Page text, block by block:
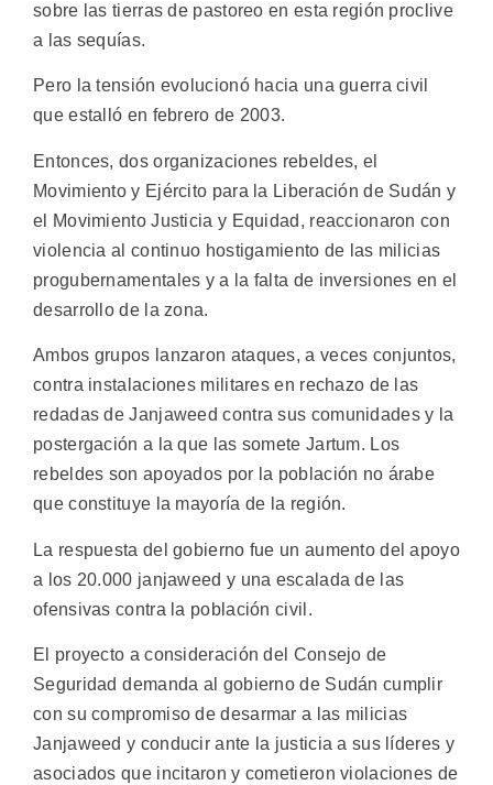
sobre las tierras de pastoreo en esta región proclive
a las sequías.
Pero la tensión evolucionó hacia una guerra civil
que estalló en febrero de 2003.
Entonces, dos organizaciones rebeldes, el
Movimiento y Ejército para la Liberación de Sudán y
el Movimiento Justicia y Equidad, reaccionaron con
violencia al continuo hostigamiento de las milicias
progubernamentales y a la falta de inversiones en el
desarrollo de la zona.
Ambos grupos lanzaron ataques, a veces conjuntos,
contra instalaciones militares en rechazo de las
redadas de Janjaweed contra sus comunidades y la
postergación a la que las somete Jartum. Los
rebeldes son apoyados por la población no árabe
que constituye la mayoría de la región.
La respuesta del gobierno fue un aumento del apoyo
a los 20.000 janjaweed y una escalada de las
ofensivas contra la población civil.
El proyecto a consideración del Consejo de
Seguridad demanda al gobierno de Sudán cumplir
con su compromiso de desarmar a las milicias
Janjaweed y conducir ante la justicia a sus líderes y
asociados que incitaron y cometieron violaciones de